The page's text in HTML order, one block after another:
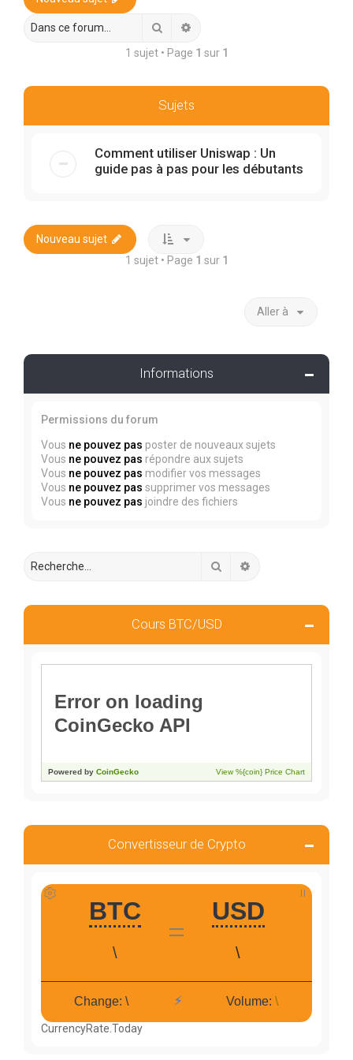
r
Rechercher
1 sujet • Page 1 sur 1
Sujets
Comment utiliser Uniswap : Un
guide pas à pas pour les débutants
Nouveau sujet
1 sujet • Page 1 sur 1
Aller à
Informations
Permissions du forum
Vous ne pouvez pas poster de nouveaux sujets
Vous ne pouvez pas répondre aux sujets
Vous ne pouvez pas modifier vos messages
Vous ne pouvez pas supprimer vos messages
Vous ne pouvez pas joindre des fichiers
Rechercher
Cours BTC/USD
Convertisseur de Crypto
CurrencyRate.Today